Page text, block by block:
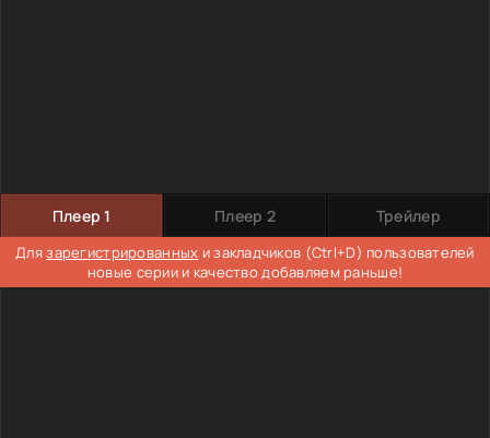
Плеер 1 Плеер 2 Трейлер
Длязарегистрированных и закладчиков (Ctrl+D) пользователей
новые серии и качество добавляем раньше!